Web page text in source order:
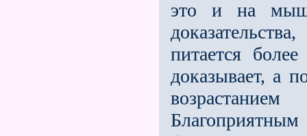
это и на
питается
доказывает, а